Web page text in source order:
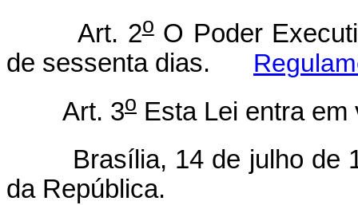
Art. 2oO Poder
de sessenta dias.
Art. 3o Esta Lei entra
Brasília, 14 de julho de
da República.